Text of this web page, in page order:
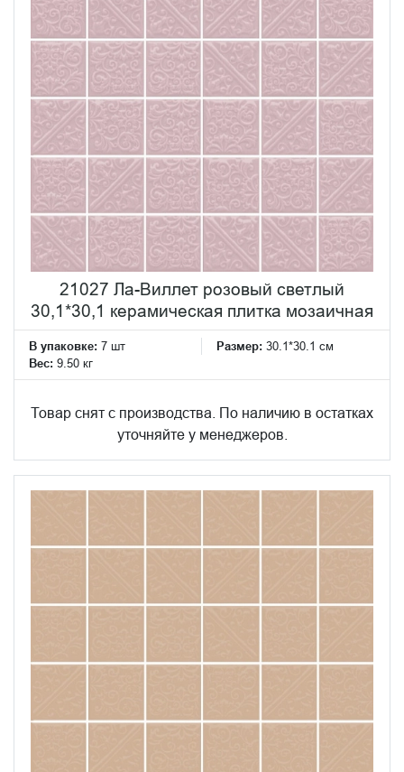
21027 Ла-Виллет розовый светлый
30,1*30,1 керамическая плитка мозаичная
В упаковке: 7 шт Размер: 30.1*30.1 см
Вес: 9.50 кг
Товар снят с производства. По наличию в остатках
уточняйте у менеджеров.